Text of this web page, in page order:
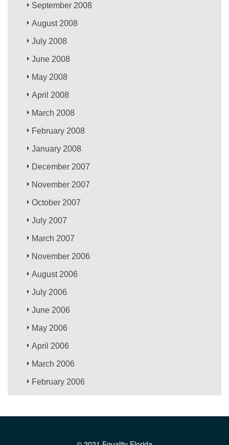
September 2008
August 2008
July 2008
June 2008
May 2008
April 2008
March 2008
February 2008
January 2008
December 2007
November 2007
October 2007
July 2007
March 2007
November 2006
August 2006
July 2006
June 2006
May 2006
April 2006
March 2006
February 2006